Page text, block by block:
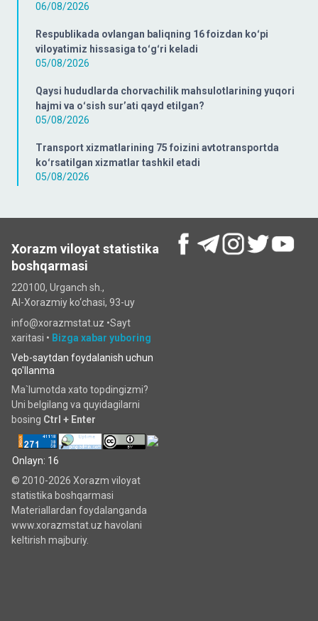
06/08/2026
Respublikada ovlangan baliqning 16 foizdan koʻpi
viloyatimiz hissasiga toʻgʻri keladi
05/08/2026
Qaysi hududlarda chorvachilik mahsulotlarining yuqori
hajmi va oʻsish surʼati qayd etilgan?
05/08/2026
Transport xizmatlarining 75 foizini avtotransportda
koʻrsatilgan xizmatlar tashkil etadi
05/08/2026
Xorazm viloyat statistika
boshqarmasi
220100, Urganch sh.,
Al-Xorazmiy ko‘chаsi, 93-uy
info@xorazmstat.uz •Sayt
xaritasi • Bizga xabar yuboring
Veb-saytdan foydalanish uchun
qo'llanma
Ma`lumotda xato topdingizmi?
Uni belgilang va quyidagilarni
bosing Ctrl + Enter
Onlayn: 16
© 2010-2026 Xorazm viloyat
statistika boshqarmasi
Materiallardan foydalanganda
www.xorazmstat.uz havolani
keltirish majburiy.